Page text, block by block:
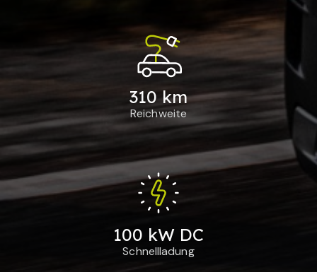
310 km
Reichweite
100 kW DC
Schnellladung